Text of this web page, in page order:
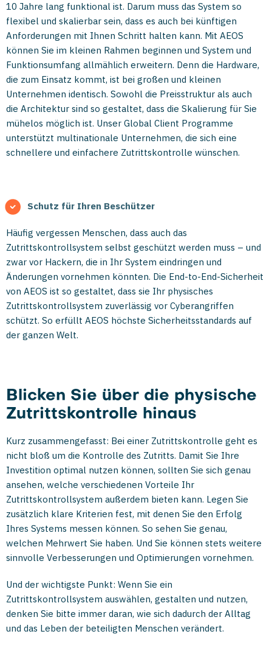
10 Jahre lang funktional ist. Darum muss das System so
flexibel und skalierbar sein, dass es auch bei künftigen
Anforderungen mit Ihnen Schritt halten kann. Mit AEOS
können Sie im kleinen Rahmen beginnen und System und
Funktionsumfang allmählich erweitern. Denn die Hardware,
die zum Einsatz kommt, ist bei großen und kleinen
Unternehmen identisch. Sowohl die Preisstruktur als auch
die Architektur sind so gestaltet, dass die Skalierung für Sie
mühelos möglich ist. Unser Global Client Programme
unterstützt multinationale Unternehmen, die sich eine
schnellere und einfachere Zutrittskontrolle wünschen.
Schutz für Ihren Beschützer
Häufig vergessen Menschen, dass auch das
Zutrittskontrollsystem selbst geschützt werden muss – und
zwar vor Hackern, die in Ihr System eindringen und
Änderungen vornehmen könnten. Die End-to-End-Sicherheit
von AEOS ist so gestaltet, dass sie Ihr physisches
Zutrittskontrollsystem zuverlässig vor Cyberangriffen
schützt. So erfüllt AEOS höchste Sicherheitsstandards auf
der ganzen Welt.
Blicken Sie über die physische
Zutrittskontrolle hinaus
Kurz zusammengefasst: Bei einer Zutrittskontrolle geht es
nicht bloß um die Kontrolle des Zutritts. Damit Sie Ihre
Investition optimal nutzen können, sollten Sie sich genau
ansehen, welche verschiedenen Vorteile Ihr
Zutrittskontrollsystem außerdem bieten kann. Legen Sie
zusätzlich klare Kriterien fest, mit denen Sie den Erfolg
Ihres Systems messen können. So sehen Sie genau,
welchen Mehrwert Sie haben. Und Sie können stets weitere
sinnvolle Verbesserungen und Optimierungen vornehmen.
Und der wichtigste Punkt: Wenn Sie ein
Zutrittskontrollsystem auswählen, gestalten und nutzen,
denken Sie bitte immer daran, wie sich dadurch der Alltag
und das Leben der beteiligten Menschen verändert.